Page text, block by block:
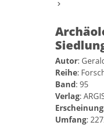
Autor:
Reihe:
Band: 95
Verlag:
Umfang: